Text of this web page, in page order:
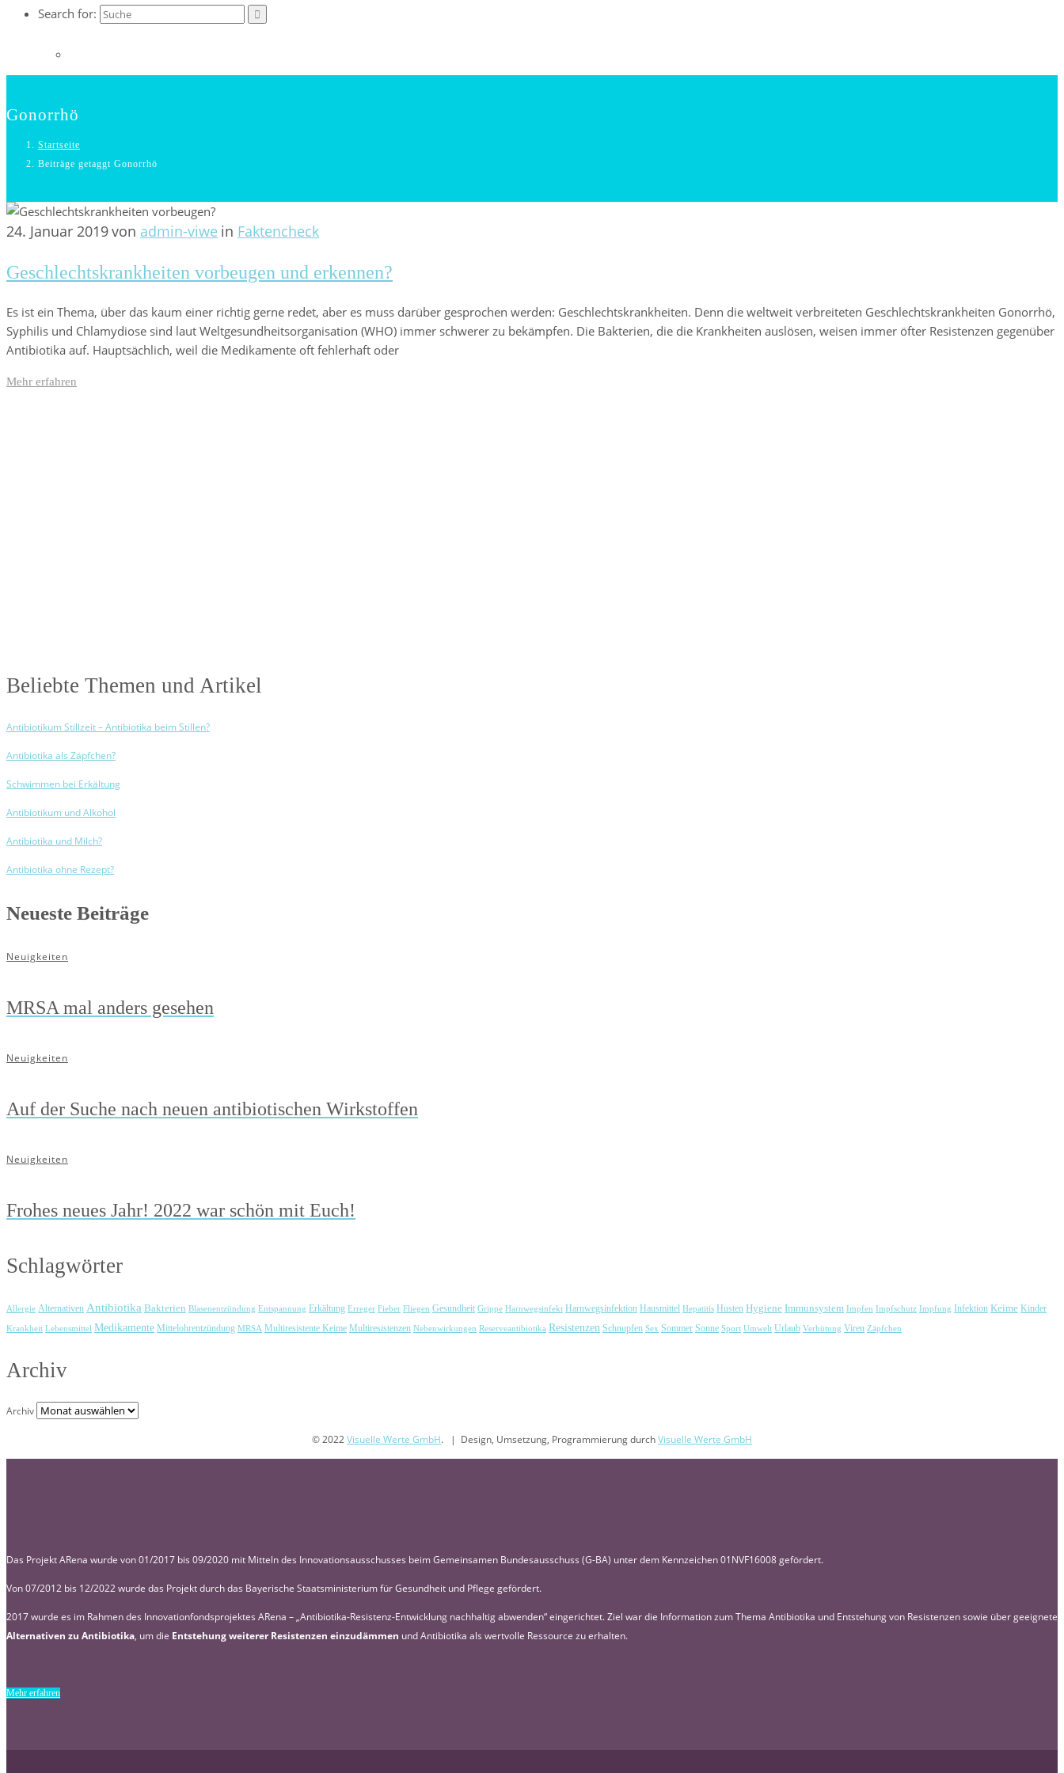
Search for:
Gonorrhö
Startseite
Beiträge getaggt Gonorrhö
24. Januar 2019von admin-viwe in Faktencheck
Geschlechtskrankheiten vorbeugen und erkennen?
Es ist ein Thema, über das kaum einer richtig gerne redet, aber es muss darüber gesprochen werden: Geschlechtskrankheiten. Denn die weltweit verbreiteten Geschlechtskrankheiten Gonorrhö,
Syphilis und Chlamydiose sind laut Weltgesundheitsorganisation (WHO) immer schwerer zu bekämpfen. Die Bakterien, die die Krankheiten auslösen, weisen immer öfter Resistenzen gegenüber
Antibiotika auf. Hauptsächlich, weil die Medikamente oft fehlerhaft oder
Mehr erfahren
Beliebte Themen und Artikel
Antibiotikum Stillzeit – Antibiotika beim Stillen?
Antibiotika als Zäpfchen?
Schwimmen bei Erkältung
Antibiotikum und Alkohol
Antibiotika und Milch?
Antibiotika ohne Rezept?
Neueste Beiträge
Neuigkeiten
MRSA mal anders gesehen
Neuigkeiten
Auf der Suche nach neuen antibiotischen Wirkstoffen
Neuigkeiten
Frohes neues Jahr! 2022 war schön mit Euch!
Schlagwörter
Allergie Alternativen Antibiotika Bakterien Blasenentzündung Entspannung Erkältung Erreger Fieber Fliegen Gesundheit Grippe Harnwegsinfekt Harnwegsinfektion Hausmittel Hepatitis Husten Hygiene Immunsystem Impfen Impfschutz Impfung Infektion Keime Kinder
Krankheit Lebensmittel Medikamente Mittelohrentzündung MRSA Multiresistente Keime Multiresistenzen Nebenwirkungen Reserveantibiotika Resistenzen Schnupfen Sex Sommer Sonne Sport Umwelt Urlaub Verhütung Viren Zäpfchen
Archiv
Archiv
© 2022Visuelle Werte GmbH. | Design, Umsetzung, Programmierung durchVisuelle Werte GmbH
Das Projekt ARena wurde von 01/2017 bis 09/2020 mit Mitteln des Innovationsausschusses beim Gemeinsamen Bundesausschuss (G-BA) unter dem Kennzeichen 01NVF16008 gefördert.
Von 07/2012 bis 12/2022 wurde das Projekt durch das Bayerische Staatsministerium für Gesundheit und Pflege gefördert.
2017 wurde es im Rahmen des Innovationfondsprojektes ARena – „Antibiotika-Resistenz-Entwicklung nachhaltig abwenden“ eingerichtet. Ziel war die Information zum Thema Antibiotika und Entstehung von Resistenzen sowie über geeignete
Alternativen zu Antibiotika, um die Entstehung weiterer Resistenzen einzudämmen und Antibiotika als wertvolle Ressource zu erhalten.
Mehr erfahren